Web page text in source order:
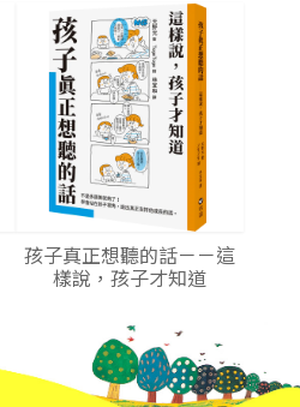
孩子真正想聽的話－－這
樣說，孩子才知道